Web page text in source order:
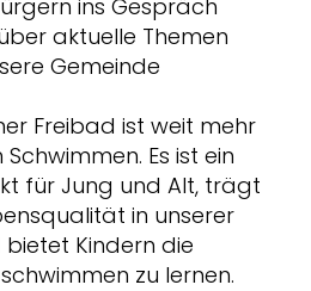
ins Gespräch
aktuelle Themen
Gemeinde
Freibad ist weit mehr
Es ist ein
für Jung und Alt, trägt
in unserer
Kindern die
zu lernen.